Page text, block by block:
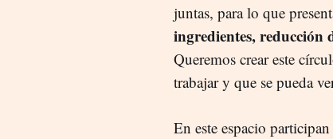
juntas, para lo que
ingredientes, reducción
Queremos crear este
trabajar y que se pueda
En este espacio